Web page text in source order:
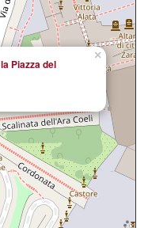
×
Piazza del